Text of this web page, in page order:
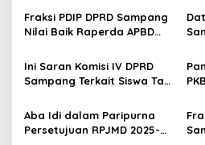
Fraksi PDIP DPRD Sampang
Nilai Baik Raperda APBD
Ini Saran Komisi IV DPRD
Sampang Terkait Siswa Tak
Aba Idi dalam Paripurna
Persetujuan RPJMD 2025-